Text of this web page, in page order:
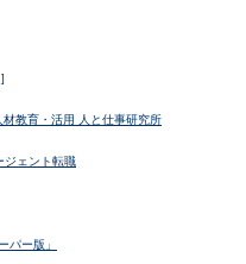
材教育・活用 人と仕事研究所
ジェント転職
パー版」